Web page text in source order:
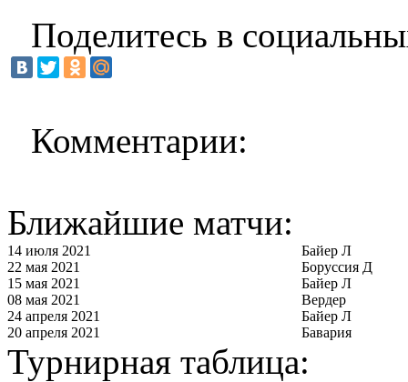
Поделитесь в
Комментарии:
Ближайшие матчи:
14 июля 2021
Байер Л
22 мая 2021
Боруссия Д
15 мая 2021
Байер Л
08 мая 2021
Вердер
24 апреля 2021
Байер Л
20 апреля 2021
Бавария
Турнирная таблица: